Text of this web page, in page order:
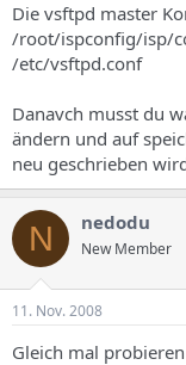
Die vsftpd master
/root/ispconfig/isp/
/etc/vsftpd.conf
Danavch musst du
ändern und auf
neu geschrieben
N nedodu
New Member
11. Nov. 2008
Gleich mal probieren